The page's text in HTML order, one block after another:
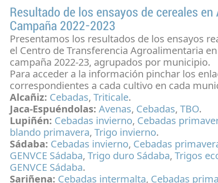
Resultado de los ensayos de cereales en
Campaña 2022-2023
Presentamos los resultados de los ensayos
el Centro de Transferencia Agroalimentaria
campaña 2022-23, agrupados por municipio.
Para acceder a la información pinchar los
correspondientes a cada cultivo en cada
Alcañiz: Cebadas, Triticale.
Jaca-Espuéndolas: Avenas, Cebadas, TBO.
Lupiñén: Cebadas invierno, Cebadas
blando primavera, Trigo invierno.
Sádaba: Cebadas invierno, Cebadas
GENVCE Sádaba, Trigo duro Sádaba, Trigos
GENVCE Sádaba.
Sariñena: Cebadas intermalta, Cebadas